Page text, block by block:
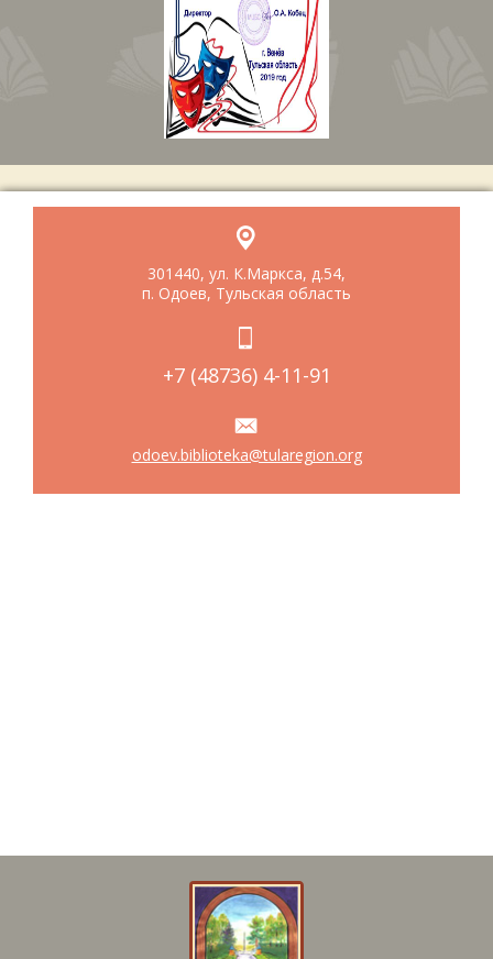
301440, ул. К.Маркса, д.54,
п. Одоев, Тульская область
+7 (48736) 4-11-91
odoev.biblioteka@tularegion.org